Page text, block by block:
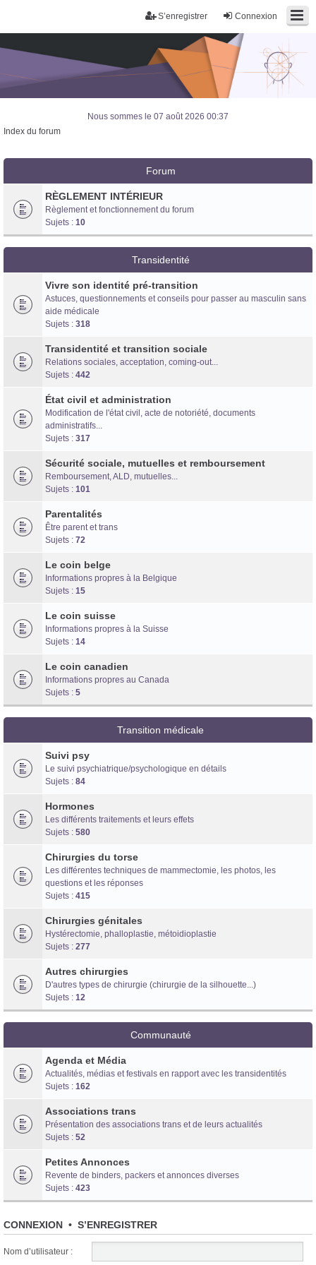
Connexion
S’enregistrer
Trans District
Forum d'information sur les transidentités masculines FtM/FtX/Ft*
Nous sommes le 07 août 2026 00:37
Index du forum
Forum
RÈGLEMENT INTÉRIEUR
Règlement et fonctionnement du forum
Sujets : 10
Transidentité
Vivre son identité pré-transition
Astuces, questionnements et conseils pour passer au masculin sans
aide médicale
Sujets : 318
Transidentité et transition sociale
Relations sociales, acceptation, coming-out...
Sujets : 442
État civil et administration
Modification de l'état civil, acte de notoriété, documents
administratifs...
Sujets : 317
Sécurité sociale, mutuelles et remboursement
Remboursement, ALD, mutuelles...
Sujets : 101
Parentalités
Être parent et trans
Sujets : 72
Le coin belge
Informations propres à la Belgique
Sujets : 15
Le coin suisse
Informations propres à la Suisse
Sujets : 14
Le coin canadien
Informations propres au Canada
Sujets : 5
Transition médicale
Suivi psy
Le suivi psychiatrique/psychologique en détails
Sujets : 84
Hormones
Les différents traitements et leurs effets
Sujets : 580
Chirurgies du torse
Les différentes techniques de mammectomie, les photos, les
questions et les réponses
Sujets : 415
Chirurgies génitales
Hystérectomie, phalloplastie, métoidioplastie
Sujets : 277
Autres chirurgies
D'autres types de chirurgie (chirurgie de la silhouette...)
Sujets : 12
Communauté
Agenda et Média
Actualités, médias et festivals en rapport avec les transidentités
Sujets : 162
Associations trans
Présentation des associations trans et de leurs actualités
Sujets : 52
Petites Annonces
Revente de binders, packers et annonces diverses
Sujets : 423
CONNEXION • S’ENREGISTRER
Nom d’utilisateur :